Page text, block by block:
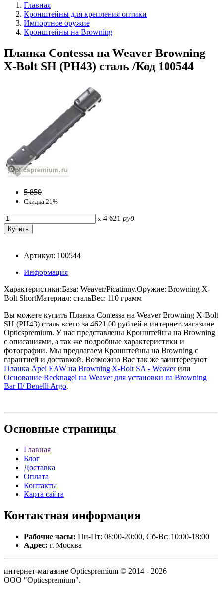
Главная
Кронштейны для крепления оптики
Импортное оружие
Кронштейны на Browning
Планка Contessa на Weaver Browning
X-Bolt SH (PH43) сталь /Код 100544
5 850
Скидка 21%
x 4 621 руб
Артикул: 100544
Информация
Характеристики:База: Weaver/Picatinny.Оружие: Browning X-
Bolt ShortМатериал: стальВес: 110 грамм
Вы можете купить Планка Contessa на Weaver Browning X-Bolt
SH (PH43) сталь всего за 4621.00 рублей в интернет-магазине
Opticspremium. У нас представлены Кронштейны на Browning
с описаниями, а так же подробные характеристики и
фотографии. Мы предлагаем Кронштейны на Browning с
гарантией и доставкой. Возможно Вас так же заинтересуют
Планка Apel EAW на Browning X-Bolt SA - Weaverили
Основание Recknagel на Weaver для установки на Browning
Bar II/ Benelli Argo.
Основные страницы
Главная
Блог
Доставка
Оплата
Контакты
Карта сайта
Контактная информация
Рабочие часы: Пн-Пт: 08:00-20:00, Сб-Вс: 10:00-18:00
Адрес: г. Москва
интернет-магазине Opticspremium © 2014 - 2026
ООО "Opticspremium".